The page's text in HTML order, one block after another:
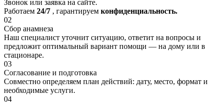
Звонок или заявка на сайте.
Работаем 24/7 , гарантируем конфиденциальность.
02
Сбор анамнеза
Наш специалист уточнит ситуацию, ответит на вопросы и
предложит оптимальный вариант помощи — на дому или в
стационаре.
03
Согласование и подготовка
Совместно определяем план действий: дату, место, формат и
необходимые услуги.
04